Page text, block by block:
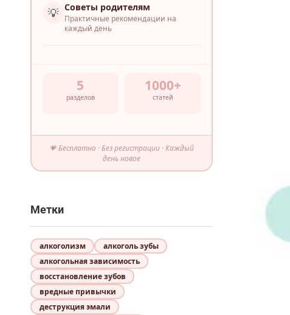
💡 Советы родителям
Практичные рекомендации на
каждый день
5
разделов
1000+
статей
💗 Бесплатно · Без регистрации · Каждый
день новое
Метки
алкоголизм
алкоголь зубы
алкогольная зависимость
восстановление зубов
вредные привычки
деструкция эмали